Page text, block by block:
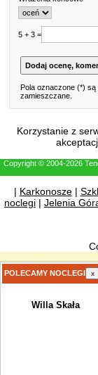
5 + 3 =
Pola oznaczone (*)
zamieszczane.
Korzystanie z
Copyright © 2004-2026
| Karkonosze|
noclegi | Jelenia
POLECAMY NOCLEGI x
Willa Skała